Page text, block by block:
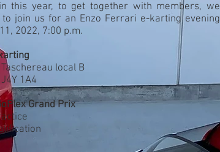
this year, to get together with members, we
join us for an Enzo Ferrari e-karting evening
2022, 7:00 p.m.
local B
1A4
Grand Prix